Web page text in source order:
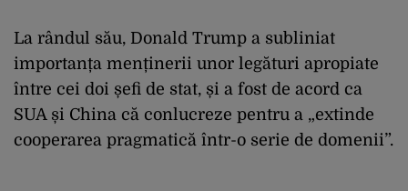
La rândul său, Donald Trump a subliniat
importanța menținerii unor legături apropiate
între cei doi șefi de stat, și a fost de acord ca
SUA și China că conlucreze pentru a „extinde
cooperarea pragmatică într-o serie de domenii”.